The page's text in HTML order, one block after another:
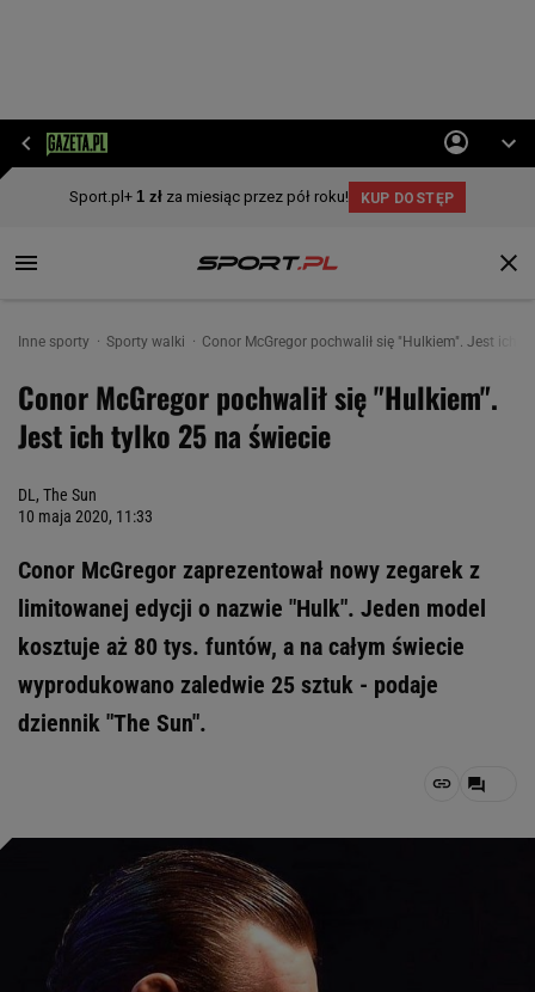
Inne sporty Sporty walki Conor McGregor pochwalił się "Hulkiem". Jest ich
Conor McGregor pochwalił się "Hulkiem".
Jest ich tylko 25 na świecie
DL, The Sun
10 maja 2020, 11:33
Conor McGregor zaprezentował nowy zegarek z
limitowanej edycji o nazwie "Hulk". Jeden model
kosztuje aż 80 tys. funtów, a na całym świecie
wyprodukowano zaledwie 25 sztuk - podaje
dziennik "The Sun".